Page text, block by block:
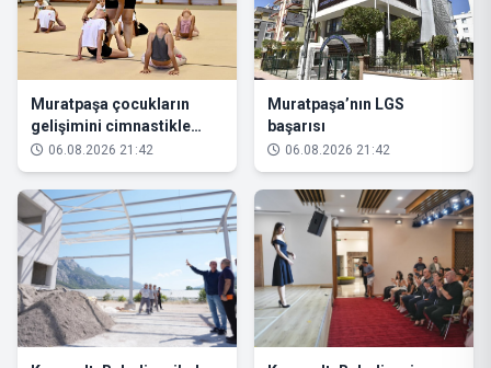
Muratpaşa çocukların
gelişimini cimnastikle
destekliyor
06.08.2026 21:42
Muratpaşa’nın LGS
başarısı
06.08.2026 21:42